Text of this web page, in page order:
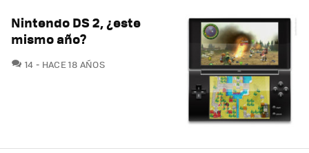
Nintendo DS 2, ¿este
mismo año?
14 COMENTARIOS
HACE 18 AÑOS